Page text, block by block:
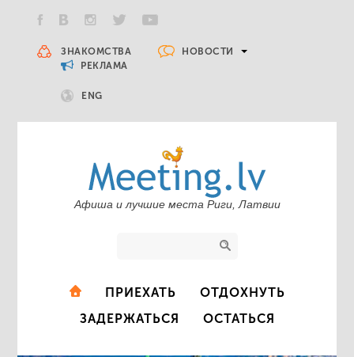
ЗНАКОМСТВА
НОВОСТИ
РЕКЛАМА
ENG
Афиша и лучшие места Риги, Латвии
ПРИЕХАТЬ
ОТДОХНУТЬ
ЗАДЕРЖАТЬСЯ
ОСТАТЬСЯ